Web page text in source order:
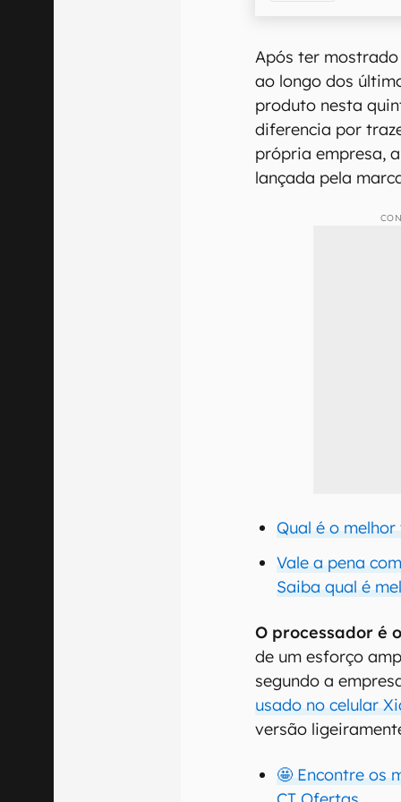
Após ter
ao longo dos
produto nesta
diferencia por
própria empresa,
lançada pela
Qual é o
Vale a pena
Saiba qual é
O processador é
de um esforço
segundo a
usado no celular
versão
🤩 Encontre os